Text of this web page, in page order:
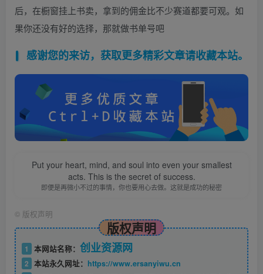
后，在橱窗挂上书卖，拿到的佣金比不少赛道都要可观。如
果你还没有好的选择，那就做书单号吧
感谢您的来访，获取更多精彩文章请收藏本站。
Put your heart, mind, and soul into even your smallest
acts. This is the secret of success.
即便是再微小不过的事情，你也要用心去做。这就是成功的秘密
© 版权声明
版权声明
1 本网站名称： 创业资源网
2 本站永久网址： https://www.ersanyiwu.cn